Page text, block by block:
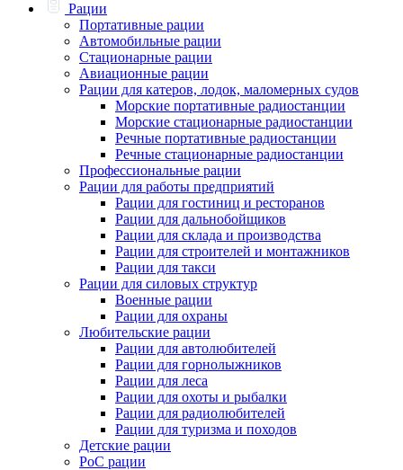
Рации
Портативные рации
Автомобильные рации
Стационарные рации
Авиационные рации
Рации для катеров, лодок, маломерных судов
Морские портативные радиостанции
Морские стационарные радиостанции
Речные портативные радиостанции
Речные стационарные радиостанции
Профессиональные рации
Рации для работы предприятий
Рации для гостиниц и ресторанов
Рации для дальнобойщиков
Рации для склада и производства
Рации для строителей и монтажников
Рации для такси
Рации для силовых структур
Военные рации
Рации для охраны
Любительские рации
Рации для автолюбителей
Рации для горнолыжников
Рации для леса
Рации для охоты и рыбалки
Рации для радиолюбителей
Рации для туризма и походов
Детские рации
PoC рации